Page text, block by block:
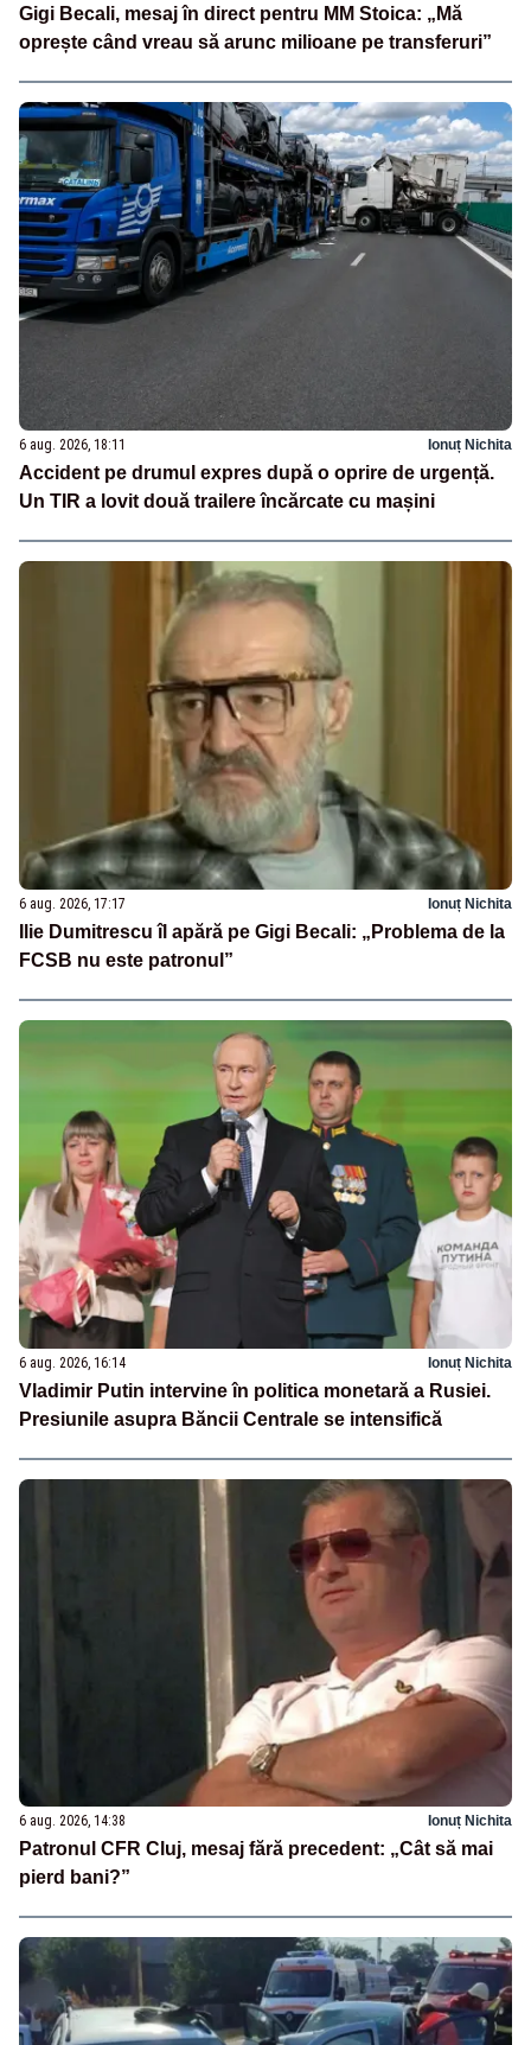
Gigi Becali, mesaj în direct pentru MM Stoica: „Mă
oprește când vreau să arunc milioane pe transferuri”
6 aug. 2026, 18:11 Ionuț Nichita
Accident pe drumul expres după o oprire de urgență.
Un TIR a lovit două trailere încărcate cu mașini
6 aug. 2026, 17:17 Ionuț Nichita
Ilie Dumitrescu îl apără pe Gigi Becali: „Problema de la
FCSB nu este patronul”
6 aug. 2026, 16:14 Ionuț Nichita
Vladimir Putin intervine în politica monetară a Rusiei.
Presiunile asupra Băncii Centrale se intensifică
6 aug. 2026, 14:38 Ionuț Nichita
Patronul CFR Cluj, mesaj fără precedent: „Cât să mai
pierd bani?”